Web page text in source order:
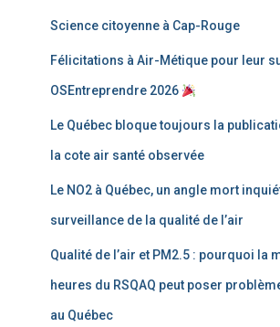
Science citoyenne à Cap-Rouge
Félicitations à Air-Métique pour leur
OSEntreprendre 2026
Le Québec bloque toujours la
la cote air santé observée
Le NO2 à Québec, un angle mort
surveillance de la qualité de l’air
Qualité de l’air et PM2.5 : pourquoi la
heures du RSQAQ peut poser
au Québec